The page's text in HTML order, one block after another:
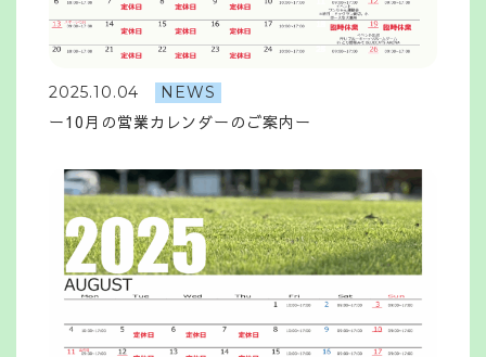
2025.10.04 NEWS
ー10月の営業カレンダーのご案内ー